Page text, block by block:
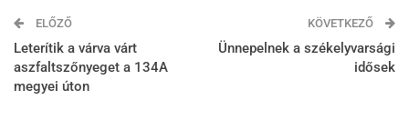
ELŐZŐ
Leterítik a várva várt
aszfaltszőnyeget a 134A
megyei úton
KÖVETKEZŐ
Ünnepelnek a székelyvarsági
idősek